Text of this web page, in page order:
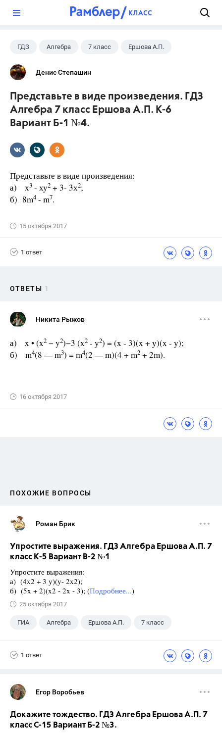
ГДЗ Алгебра 7 класс Ершова А.П.
Денис Степашин
Представьте в виде произведения. ГДЗ
Алгебра 7 класс Ершова А.П. К-6
Вариант Б-1 №4.
Представьте в виде произведения:
а) х3 - ху2 + 3- 3х2;
б) 8m4 - m7.
15 октября 2017
1 ответ
ОТВЕТЫ 1
Никита Рыжов
а) x • (x2 − y2)−3 (x2 - у2) = (x - 3)(x + у)(x - у);
б) m4(8 — m3) = m4(2 — m)(4 + m2 + 2m).
16 октября 2017
ПОХОЖИЕ ВОПРОСЫ
Роман Брик
Упростите выражения. ГДЗ Алгебра Ершова А.П. 7
класс К-5 Вариант В-2 №1
Упростите выражения:
а) (4x2 + 3 у)(у- 2x2);
б) (5x + 2)(x2 - 2x - 3); (Подробнее...)
25 октября 2017
ГИА Алгебра Ершова А.П. 7 класс
1 ответ
Егор Воробьев
Докажите тождество. ГДЗ Алгебра Ершова А.П. 7
класс С-15 Вариант Б-2 №3.